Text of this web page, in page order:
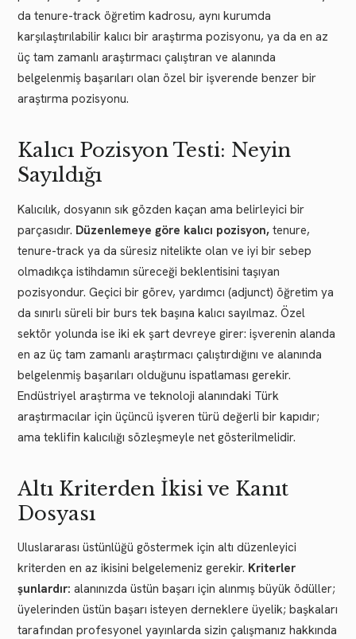
da tenure-track öğretim kadrosu, aynı kurumda
karşılaştırılabilir kalıcı bir araştırma pozisyonu, ya da en az
üç tam zamanlı araştırmacı çalıştıran ve alanında
belgelenmiş başarıları olan özel bir işverende benzer bir
araştırma pozisyonu.
Kalıcı Pozisyon Testi: Neyin
Sayıldığı
Kalıcılık, dosyanın sık gözden kaçan ama belirleyici bir
parçasıdır. Düzenlemeye göre kalıcı pozisyon, tenure,
tenure-track ya da süresiz nitelikte olan ve iyi bir sebep
olmadıkça istihdamın süreceği beklentisini taşıyan
pozisyondur. Geçici bir görev, yardımcı (adjunct) öğretim ya
da sınırlı süreli bir burs tek başına kalıcı sayılmaz. Özel
sektör yolunda ise iki ek şart devreye girer: işverenin alanda
en az üç tam zamanlı araştırmacı çalıştırdığını ve alanında
belgelenmiş başarıları olduğunu ispatlaması gerekir.
Endüstriyel araştırma ve teknoloji alanındaki Türk
araştırmacılar için üçüncü işveren türü değerli bir kapıdır;
ama teklifin kalıcılığı sözleşmeyle net gösterilmelidir.
Altı Kriterden İkisi ve Kanıt
Dosyası
Uluslararası üstünlüğü göstermek için altı düzenleyici
kriterden en az ikisini belgelemeniz gerekir. Kriterler
şunlardır: alanınızda üstün başarı için alınmış büyük ödüller;
üyelerinden üstün başarı isteyen derneklere üyelik; başkaları
tarafından profesyonel yayınlarda sizin çalışmanız hakkında